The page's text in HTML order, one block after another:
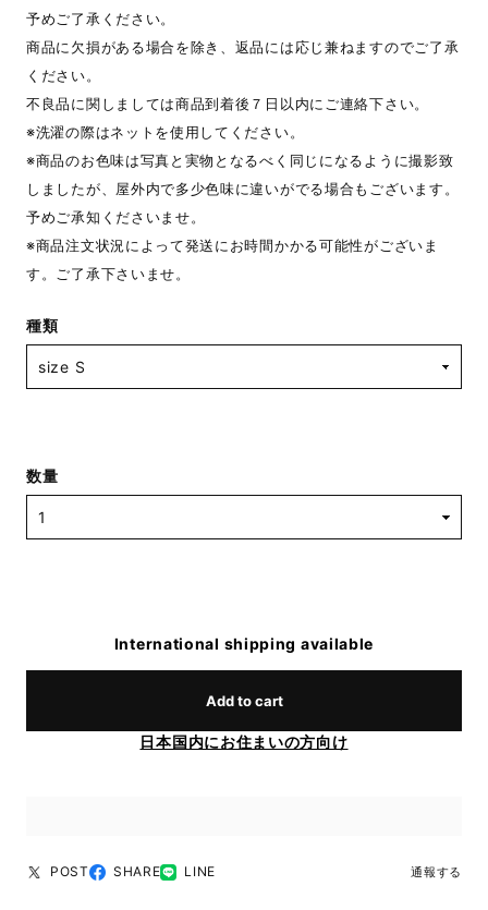
予めご了承ください。
商品に欠損がある場合を除き、返品には応じ兼ねますのでご了承
ください。
不良品に関しましては商品到着後７日以内にご連絡下さい。
※洗濯の際はネットを使用してください。
※商品のお色味は写真と実物となるべく同じになるように撮影致
しましたが、屋外内で多少色味に違いがでる場合もございます。
予めご承知くださいませ。
※商品注文状況によって発送にお時間かかる可能性がございま
す。ご了承下さいませ。
種類
数量
International shipping available
Add to cart
日本国内にお住まいの方向け
POST SHARE LINE 通報する